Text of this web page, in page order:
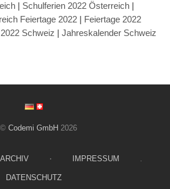
| Schulferien 2022 Österreich |
Feiertage 2022 | Feiertage 2022
Schweiz | Jahreskalender Schweiz
© Codemi GmbH 2026
ARCHIV ⋅ IMPRESSUM .
DATENSCHUTZ